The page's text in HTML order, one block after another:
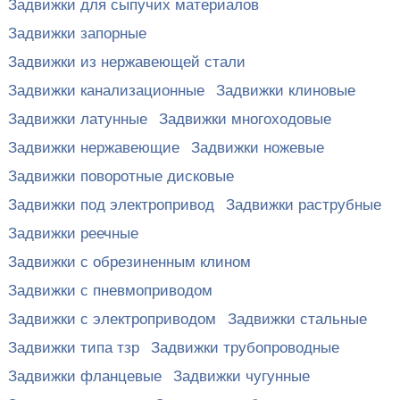
Задвижки запорные
Задвижки из нержавеющей стали
Задвижки канализационные Задвижки клиновые
Задвижки латунные Задвижки многоходовые
Задвижки нержавеющие Задвижки ножевые
Задвижки поворотные дисковые
Задвижки под электропривод Задвижки раструбные
Задвижки реечные
Задвижки с обрезиненным клином
Задвижки с пневмоприводом
Задвижки с электроприводом Задвижки стальные
Задвижки типа тзр Задвижки трубопроводные
Задвижки фланцевые Задвижки чугунные